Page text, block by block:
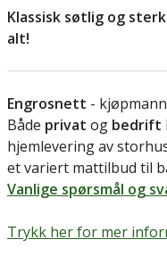
Klassisk søtlig og
alt!
Engrosnett -
Både privat og bedrift
hjemlevering av
et variert mattilbud til
Vanlige spørsmål og
Trykk her for mer